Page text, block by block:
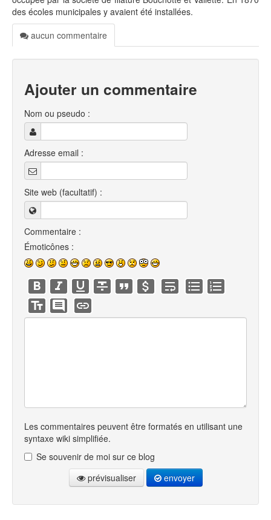
des écoles municipales y avaient été installées.
aucun commentaire
Ajouter un commentaire
Nom ou pseudo :
Adresse email :
Site web (facultatif) :
Commentaire :
Émoticônes :
Les commentaires peuvent être formatés en utilisant une
syntaxe wiki simplifiée.
Se souvenir de moi sur ce blog
prévisualiser
envoyer